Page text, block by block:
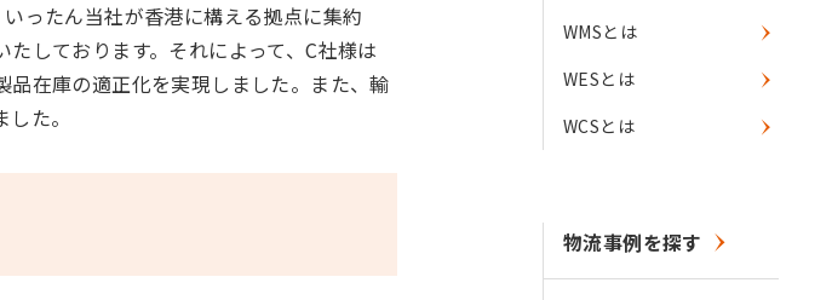
ったん当社が香港に構える拠点に集約
しております。それによって、C社様は
在庫の適正化を実現しました。また、輸
た。
WMSとは
WESとは
WCSとは
物流事例を探す